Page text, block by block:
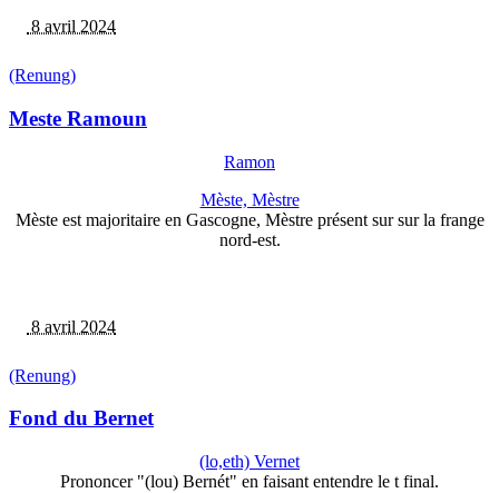
8 avril 2024
(Renung)
Meste Ramoun
Ramon
Mèste, Mèstre
Mèste est majoritaire en Gascogne, Mèstre présent sur sur la frange
nord-est.
8 avril 2024
(Renung)
Fond du Bernet
(lo,eth) Vernet
Prononcer "(lou) Bernét" en faisant entendre le t final.